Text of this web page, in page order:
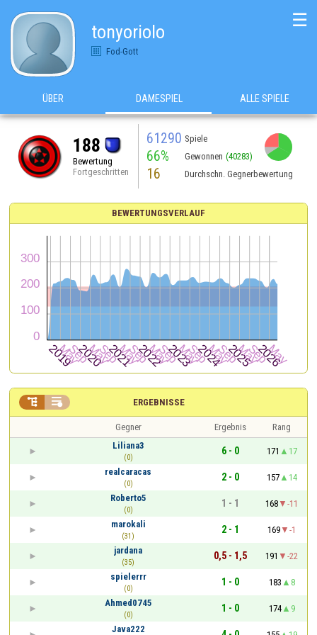
tonyoriolo
Fod-Gott
☰
ÜBER DAMESPIEL ALLE SPIELE
188
Bewertung
Fortgeschritten
61290 Spiele
66% Gewonnen (40283)
16 Durchschn. Gegnerbewertung
BEWERTUNGSVERLAUF
ERGEBNISSE
 
Gegner Ergebnis
Rang
Liliana3
(0)
6 - 0 171
17
realcaracas
(0)
2 - 0 157
14
Roberto5
(0)
1 - 1 168
-11
marokali
(31)
2 - 1 169
-1
jardana
(35)
0,5 - 1,5 191
-22
spielerrr
(0)
1 - 0 183
8
Ahmed0745
(0)
1 - 0 174
9
Java222